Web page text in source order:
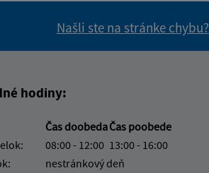
Našli ste na stránke chybu?
hodiny:
Čas doobedaČas poobede
08:00 - 12:00 13:00 - 16:00
nestránkový deň